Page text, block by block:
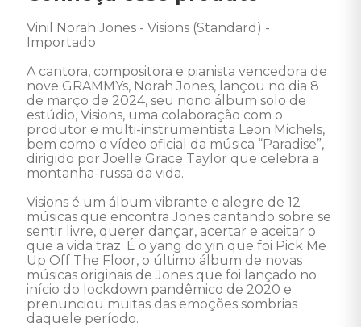
Vinil Norah Jones - Visions (Standard) -
Importado
A cantora, compositora e pianista vencedora de
nove GRAMMYs, Norah Jones, lançou no dia 8
de março de 2024, seu nono álbum solo de
estúdio, Visions, uma colaboração com o
produtor e multi-instrumentista Leon Michels,
bem como o vídeo oficial da música “Paradise”,
dirigido por Joelle Grace Taylor que celebra a
montanha-russa da vida.
Visions é um álbum vibrante e alegre de 12
músicas que encontra Jones cantando sobre se
sentir livre, querer dançar, acertar e aceitar o
que a vida traz. É o yang do yin que foi Pick Me
Up Off The Floor, o último álbum de novas
músicas originais de Jones que foi lançado no
início do lockdown pandêmico de 2020 e
prenunciou muitas das emoções sombrias
daquele período.